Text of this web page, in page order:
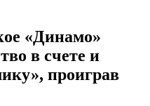
«Динамо»
в счете и
проиграв